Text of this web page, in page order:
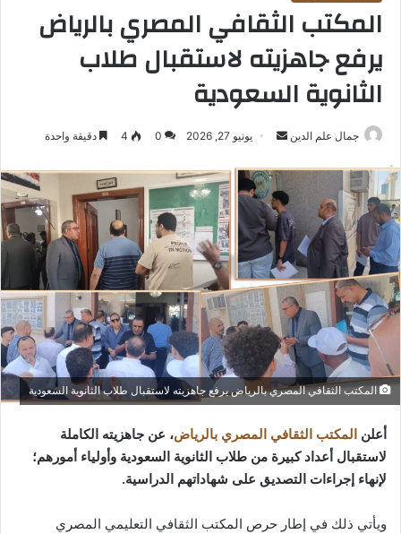
المكتب الثقافي المصري بالرياض
يرفع جاهزيته لاستقبال طلاب
الثانوية السعودية
جمال علم الدين
أرسل
إلكترونيا
يونيو 27, 2026 0
4 دقيقة واحدة
المكتب الثقافي المصري بالرياض يرفع جاهزيته لاستقبال طلاب الثانوية السعودية
أعلن المكتب الثقافي المصري بالرياض، عن جاهزيته الكاملة
لاستقبال أعداد كبيرة من طلاب الثانوية السعودية وأولياء أمورهم؛
لإنهاء إجراءات التصديق على شهاداتهم الدراسية.
ويأتي ذلك في إطار حرص المكتب الثقافي التعليمي المصري